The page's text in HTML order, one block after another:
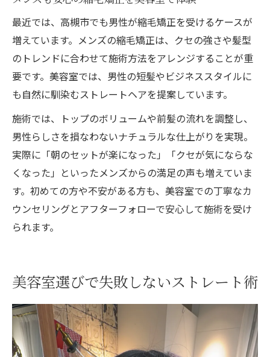
最近では、高槻市でも男性が縮毛矯正を受けるケースが
増えています。メンズの縮毛矯正は、クセの強さや髪型
のトレンドに合わせて施術方法をアレンジすることが重
要です。美容室では、男性の短髪やビジネススタイルに
も自然に馴染むストレートヘアを提案しています。
施術では、トップのボリュームや前髪の流れを調整し、
男性らしさを損なわないナチュラルな仕上がりを実現。
実際に「朝のセットが楽になった」「クセが気にならな
くなった」といったメンズからの満足の声も増えていま
す。初めての方や不安がある方も、美容室での丁寧なカ
ウンセリングとアフターフォローで安心して施術を受け
られます。
美容室選びで失敗しないストレート術
ご予約はこちら
ご予約はこちら